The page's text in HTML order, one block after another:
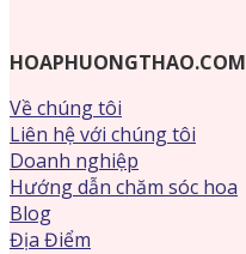
HOAPHUONGTHAO.COM
Về chúng tôi
Liên hệ với chúng tôi
Doanh nghiệp
Hướng dẫn chăm sóc hoa
Blog
Địa Điểm